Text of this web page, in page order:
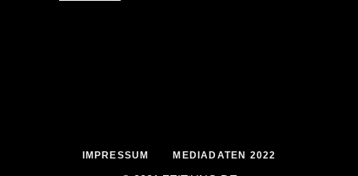
IMPRESSUM MEDIADATEN 2022